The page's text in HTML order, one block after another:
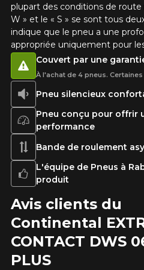
plupart des conditions de route
W » et le « S » se sont tous
indique que le pneu a une
appropriée uniquement pour
Pneu silencieux
Pneu conçu pour offrir
performance
Bande de roulement
L'équipe de Pneus à
produit
Couvert par une
À l'achat de 4 pneus.
Avis clients du
Continental
CONTACT DWS
PLUS